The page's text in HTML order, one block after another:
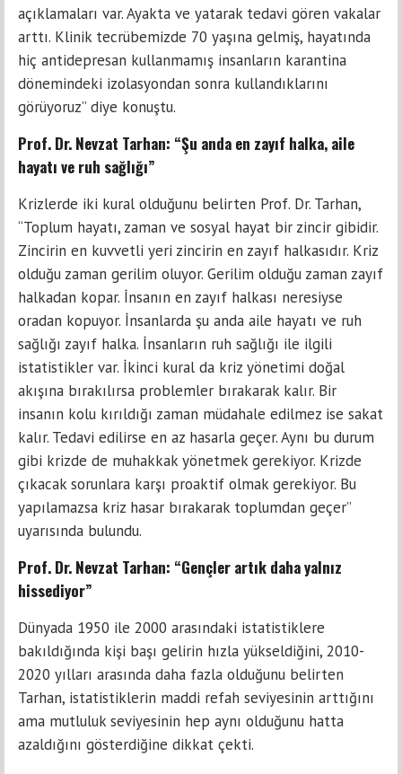
açıklamaları var. Ayakta ve yatarak tedavi gören vakalar
arttı. Klinik tecrübemizde 70 yaşına gelmiş, hayatında
hiç antidepresan kullanmamış insanların karantina
dönemindeki izolasyondan sonra kullandıklarını
görüyoruz” diye konuştu.
Prof. Dr. Nevzat Tarhan: “Şu anda en zayıf halka, aile
hayatı ve ruh sağlığı”
Krizlerde iki kural olduğunu belirten Prof. Dr. Tarhan,
“Toplum hayatı, zaman ve sosyal hayat bir zincir gibidir.
Zincirin en kuvvetli yeri zincirin en zayıf halkasıdır. Kriz
olduğu zaman gerilim oluyor. Gerilim olduğu zaman zayıf
halkadan kopar. İnsanın en zayıf halkası neresiyse
oradan kopuyor. İnsanlarda şu anda aile hayatı ve ruh
sağlığı zayıf halka. İnsanların ruh sağlığı ile ilgili
istatistikler var. İkinci kural da kriz yönetimi doğal
akışına bırakılırsa problemler bırakarak kalır. Bir
insanın kolu kırıldığı zaman müdahale edilmez ise sakat
kalır. Tedavi edilirse en az hasarla geçer. Aynı bu durum
gibi krizde de muhakkak yönetmek gerekiyor. Krizde
çıkacak sorunlara karşı proaktif olmak gerekiyor. Bu
yapılamazsa kriz hasar bırakarak toplumdan geçer”
uyarısında bulundu.
Prof. Dr. Nevzat Tarhan: “Gençler artık daha yalnız
hissediyor”
Dünyada 1950 ile 2000 arasındaki istatistiklere
bakıldığında kişi başı gelirin hızla yükseldiğini, 2010-
2020 yılları arasında daha fazla olduğunu belirten
Tarhan, istatistiklerin maddi refah seviyesinin arttığını
ama mutluluk seviyesinin hep aynı olduğunu hatta
azaldığını gösterdiğine dikkat çekti.